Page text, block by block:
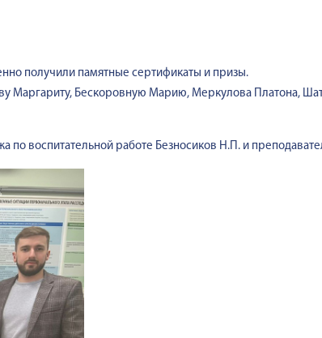
получили памятные сертификаты и призы.
Маргариту, Бескоровную Марию, Меркулова Платона,
воспитательной работе Безносиков Н.П. и